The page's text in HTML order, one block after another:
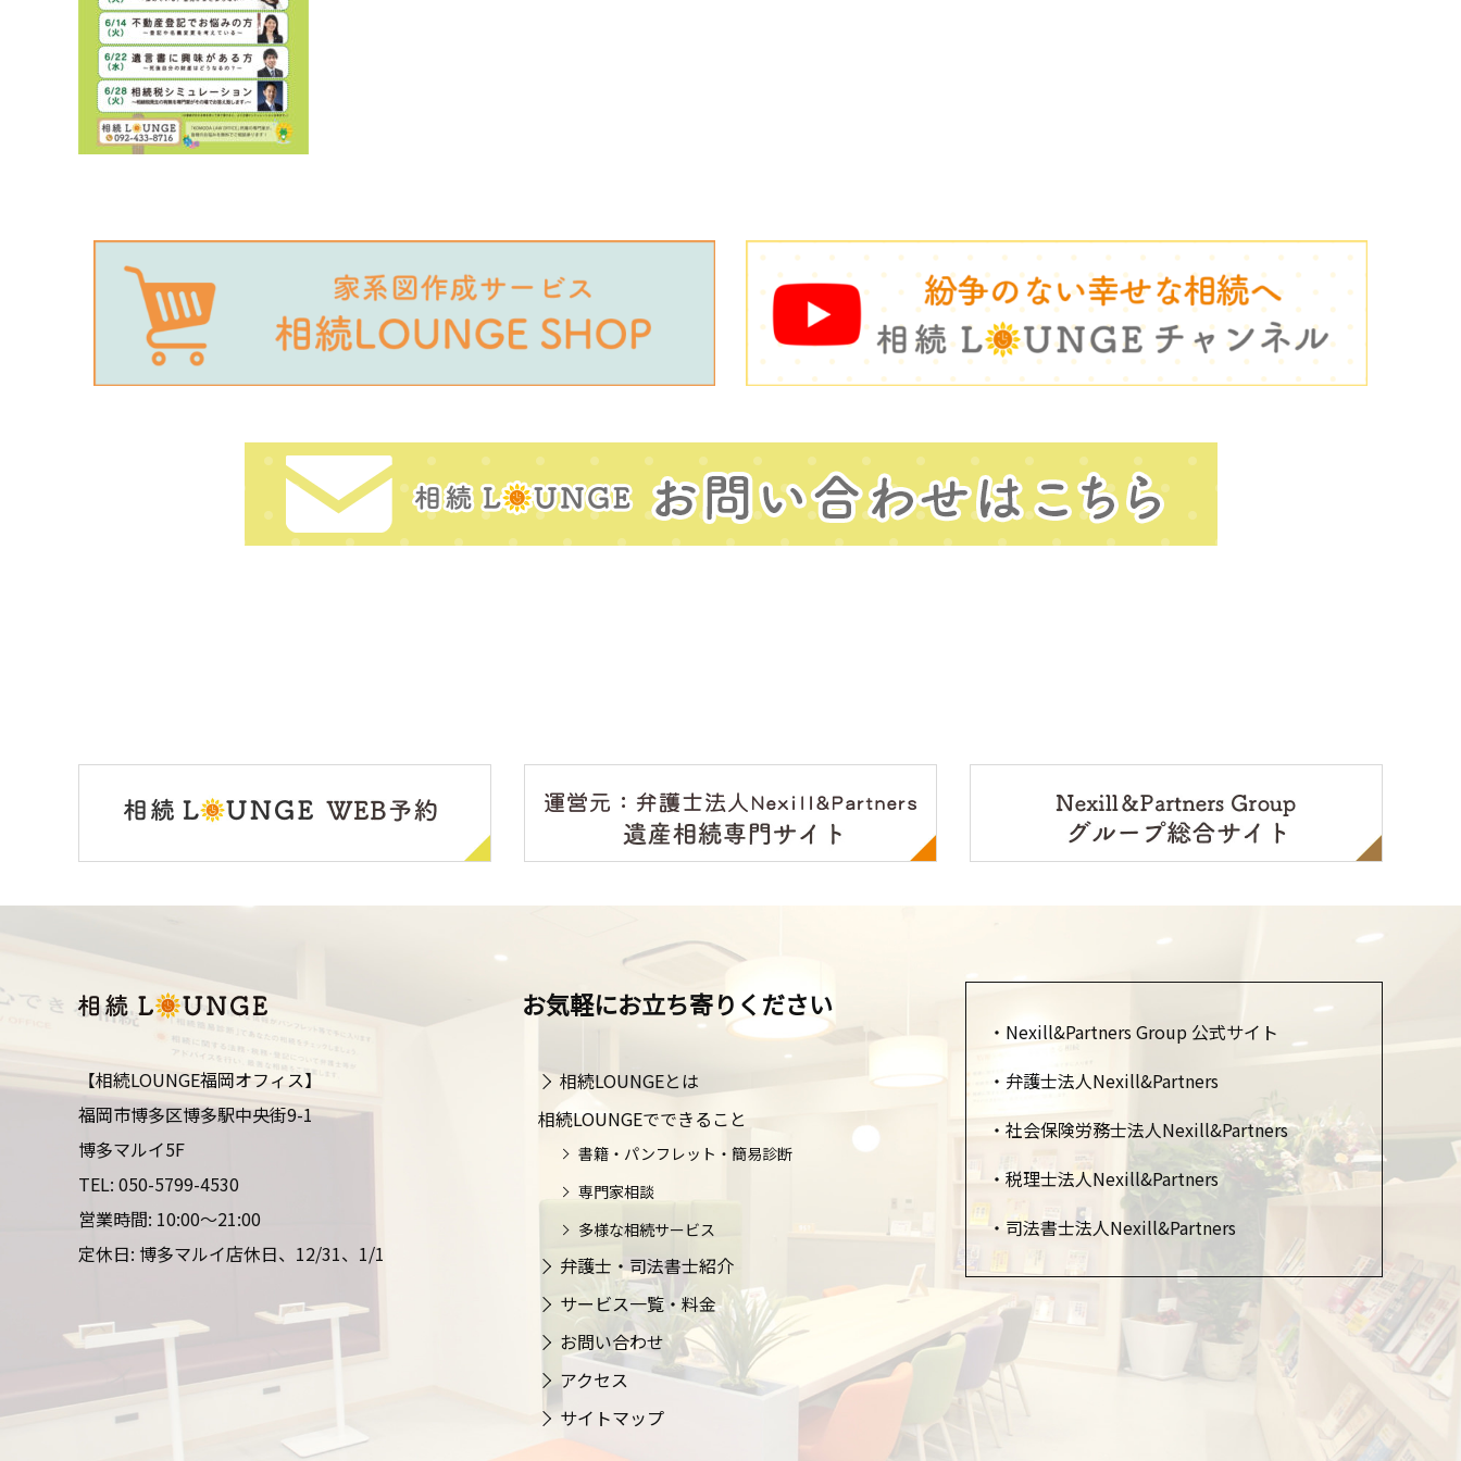
【相続LOUNGE福岡オフィス】
福岡市博多区博多駅中央街9-1
博多マルイ5F
TEL: 050-5799-4530
営業時間: 10:00～21:00
定休日: 博多マルイ店休日、12/31、1/1
お気軽にお立ち寄りください
相続LOUNGEとは
相続LOUNGEでできること
書籍・パンフレット・簡易診断
専門家相談
多様な相続サービス
弁護士・司法書士紹介
サービス一覧・料金
お問い合わせ
アクセス
サイトマップ
Nexill&Partners Group 公式サイト
弁護士法人Nexill&Partners
社会保険労務士法人Nexill&Partners
税理士法人Nexill&Partners
司法書士法人Nexill&Partners